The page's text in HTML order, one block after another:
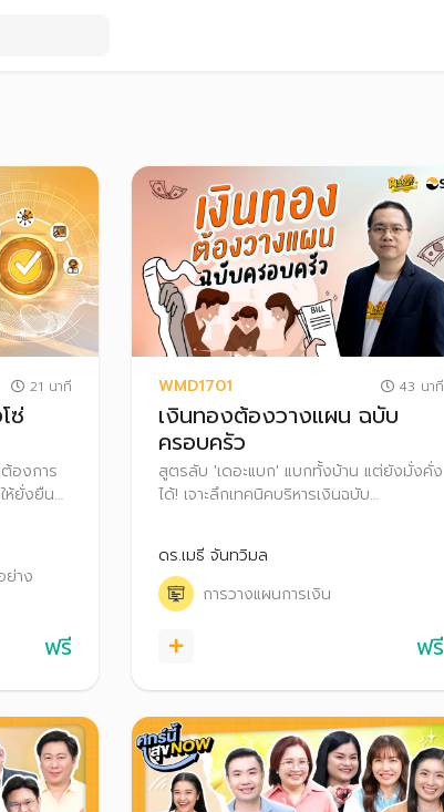
21 นาที
ซ่
องการ
ห้ยั่งยืน
าะห์ห่วง
ละ
ดการ
าง
ฟรี
WMD1701 43 นาที
เงินทองต้องวางแผน ฉบับ
ครอบครัว
สูตรลับ 'เดอะแบก' แบกทั้งบ้าน แต่ยังมั่งคั่ง
ได้! เจาะลึกเทคนิคบริหารเงินฉบับ
วางแผนภาษี-ประกัน-มรดก เพื่อส่งต่อความ
มั่งคั่งและคุ้มครองความสุขของทุกคนอย่าง
ยั่งยืน
ดร.เมธี จันทวิมล
การวางแผนการเงิน
ฟรี